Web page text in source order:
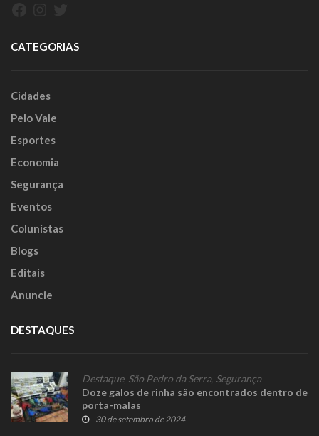
CATEGORIAS
Cidades
Pelo Vale
Esportes
Economia
Segurança
Eventos
Colunistas
Blogs
Editais
Anuncie
DESTAQUES
Destaque, São Pedro da Serra, Segurança
Doze galos de rinha são encontrados dentro de
porta-malas
30 de setembro de 2024